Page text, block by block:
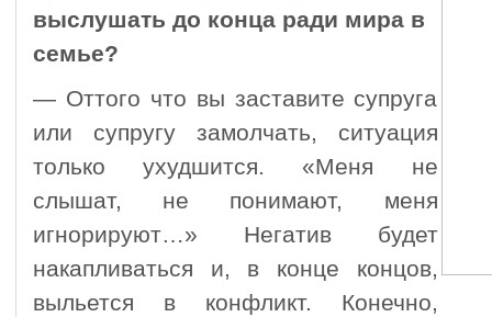
выслушать до конца ради мира в
семье?
— Оттого что вы заставите супруга
или супругу замолчать, ситуация
только ухудшится. «Меня не
слышат, не понимают, меня
игнорируют…» Негатив будет
накапливаться и, в конце концов,
выльется в конфликт. Конечно,